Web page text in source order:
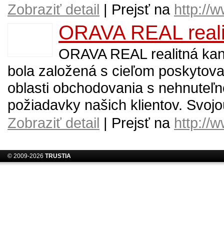
Zobraziť detail | Prejsť na http://
ORAVA REAL
ORAVA REAL realitná
bola založená s cieľom
oblasti obchodovania s
požiadavky našich klientov.
Zobraziť detail | Prejsť na http://
© 2009-2026 TRUSTIA